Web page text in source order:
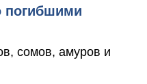
погибшими
сомов, амуров и